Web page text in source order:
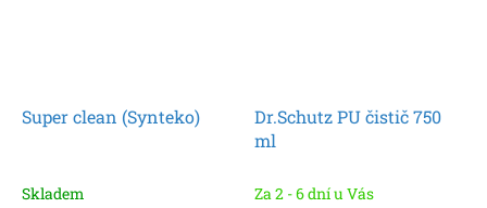
Super clean (Synteko)
Skladem
Dr.Schutz PU čistič 750
ml
Za 2 - 6 dní u Vás